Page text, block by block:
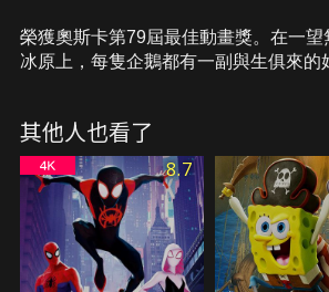
榮獲奧斯卡第79屆最佳動畫獎。在一望
冰原上，每隻企鵝都有一副與生俱來的
不精，但他卻是個天生的踢踏舞高手。
太過與眾不同，導致他被逐出帝王企鵝
踏進寒冷廣大的冰雪世界。離家後波波
企鵝及一隻無所不知的跳岩企鵝愛拉斯
趟史詩般的冒險之旅，在過程中展現了
與毅力，並證明只要忠於自我，就能夠
其他人也看了
8.7